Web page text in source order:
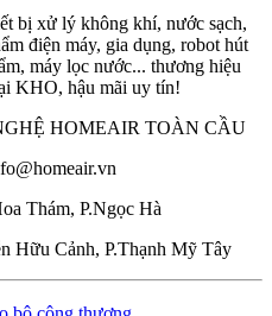
bị xử lý không khí, nước sạch,
điện máy, gia dụng, robot hút
máy lọc nước... thương hiệu
KHO, hậu mãi uy tín!
HOMEAIR TOÀN CẦU
Thám, P.Ngọc Hà
Hữu Cảnh, P.Thạnh Mỹ Tây